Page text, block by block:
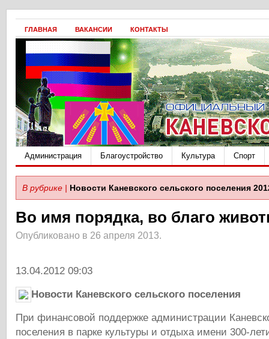
ГЛАВНАЯ ВАКАНСИИ КОНТАКТЫ
Администрация Благоустройство Культура Спорт
В рубрике | Новости Каневского сельского поселения
Во имя порядка, во благо
Опубликовано в 26 апреля 2013.
13.04.2012 09:03
Новости Каневского сельского поселения
При финансовой поддержке администрации
поселения в парке культуры и отдыха имени 300-